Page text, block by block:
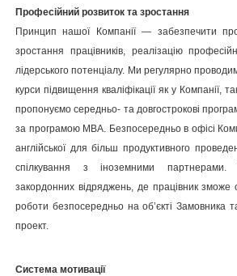
Професійний розвиток та зростання
Принцип нашої Компанії — забезпечити
зростання працівників, реалізацію
лідерського потенціалу. Ми регулярно
курси підвищення кваліфікації як у Компанії,
пропонуємо середньо- та довгострокові
за програмою МВА. Безпосередньо в офісі
англійської для більш продуктивного
спілкування з іноземними
закордонних відряджень, де працівник зможе
роботи безпосередньо на об’єкті Замовника
проект.
Система мотивації